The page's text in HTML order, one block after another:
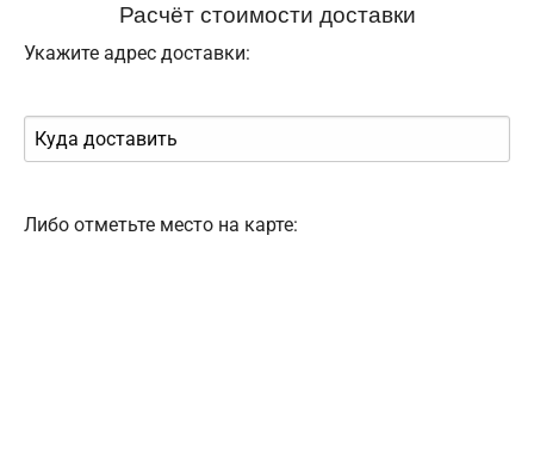
Расчёт стоимости доставки
Укажите адрес доставки:
Либо отметьте место на карте: